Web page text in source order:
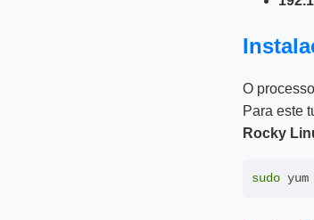
O
Para este
Rocky
sudo